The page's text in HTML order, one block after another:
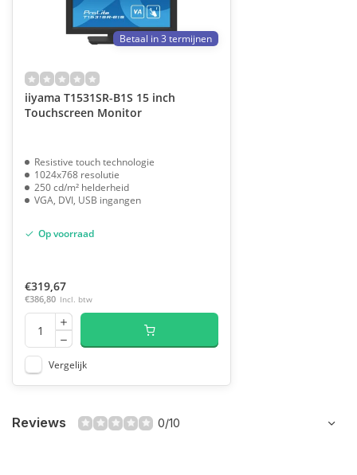
Betaal in 3 termijnen
iiyama T1531SR-B1S 15 inch
Touchscreen Monitor
Resistive touch technologie
1024x768 resolutie
250 cd/m² helderheid
VGA, DVI, USB ingangen
Op voorraad
€319,67
€386,80 Incl. btw
Vergelijk
Reviews 0/10